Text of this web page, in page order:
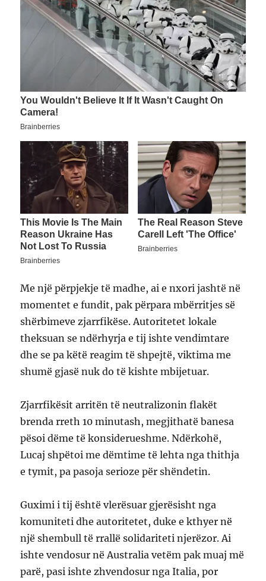
Me një përpjekje të madhe, ai e nxori jashtë në
momentet e fundit, pak përpara mbërritjes së
shërbimeve zjarrfikëse. Autoritetet lokale
theksuan se ndërhyrja e tij ishte vendimtare
dhe se pa këtë reagim të shpejtë, viktima me
shumë gjasë nuk do të kishte mbijetuar.
Zjarrfikësit arritën të neutralizonin flakët
brenda rreth 10 minutash, megjithatë banesa
pësoi dëme të konsiderueshme. Ndërkohë,
Lucaj shpëtoi me dëmtime të lehta nga thithja
e tymit, pa pasoja serioze për shëndetin.
Guximi i tij është vlerësuar gjerësisht nga
komuniteti dhe autoritetet, duke e kthyer në
një shembull të rrallë solidariteti njerëzor. Ai
ishte vendosur në Australia vetëm pak muaj më
parë, pasi ishte zhvendosur nga Italia, por